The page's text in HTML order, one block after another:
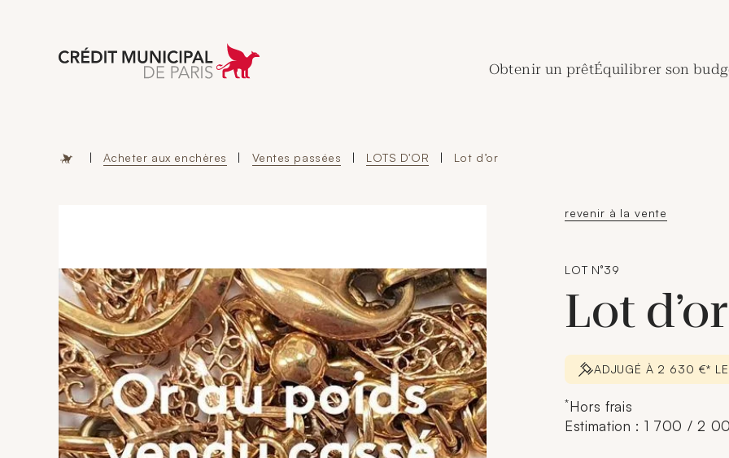
Aller à l'accueil de Crédit Municipal de Paris
Obtenir un prêtÉquilibrer son
| Acheter aux enchères | Ventes passées | LOTS D'OR | Lot d’or
revenir à la vente
LOT N°39
Lot
ADJUGÉ À 2 630 €*
*Hors frais
Estimation : 1 700 / 2